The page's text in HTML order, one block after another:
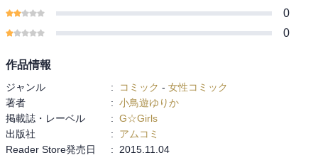
0
0
作品情報
ジャンル : コミック - 女性コミック
著者
: 小鳥遊ゆりか
掲載誌・レーベル
: G☆Girls
出版社
:
アムコミ
Reader Store発売日
:
2015.11.04